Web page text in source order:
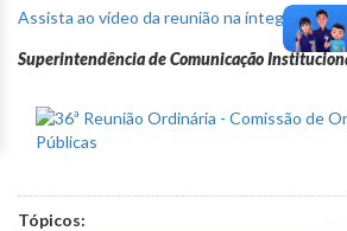
Assista ao vídeo da reunião na íntegra.
Superintendência de Comunicação
Tópicos: